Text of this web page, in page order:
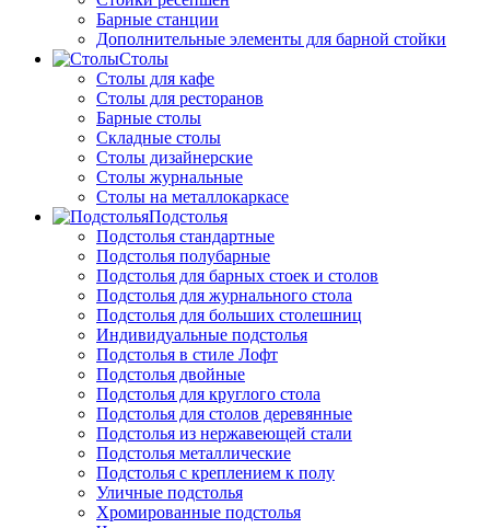
Барные станции
Дополнительные элементы для барной стойки
Столы
Столы для кафе
Столы для ресторанов
Барные столы
Складные столы
Столы дизайнерские
Столы журнальные
Столы на металлокаркасе
Подстолья
Подстолья стандартные
Подстолья полубарные
Подстолья для барных стоек и столов
Подстолья для журнального стола
Подстолья для больших столешниц
Индивидуальные подстолья
Подстолья в стиле Лофт
Подстолья двойные
Подстолья для круглого стола
Подстолья для столов деревянные
Подстолья из нержавеющей стали
Подстолья металлические
Подстолья с креплением к полу
Уличные подстолья
Хромированные подстолья